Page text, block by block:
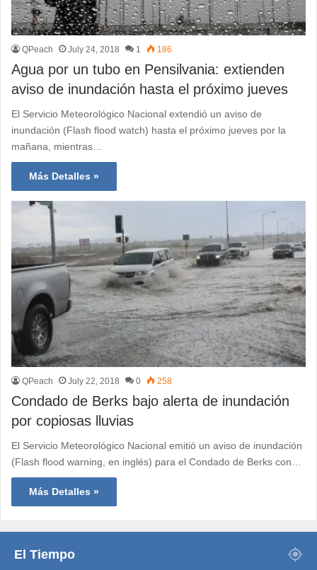
QPeach July 24, 2018 1 186
Agua por un tubo en Pensilvania: extienden
aviso de inundación hasta el próximo jueves
El Servicio Meteorológico Nacional extendió un aviso de
inundación (Flash flood watch) hasta el próximo jueves por la
mañana, mientras…
Más Detalles »
QPeach July 22, 2018 0 258
Condado de Berks bajo alerta de inundación
por copiosas lluvias
El Servicio Meteorológico Nacional emitió un aviso de inundación
(Flash flood warning, en inglés) para el Condado de Berks con…
Más Detalles »
El Tiempo